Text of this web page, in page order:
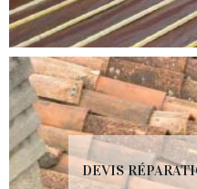
DEVIS